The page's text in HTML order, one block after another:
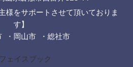
様をサポートさせて頂いておりま
す】
・岡山市 ・総社市